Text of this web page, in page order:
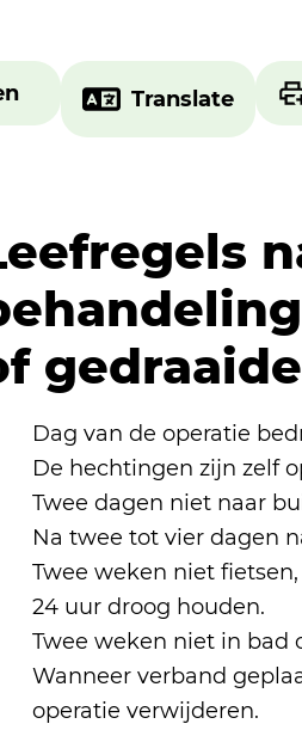
Translate
Dag van de operatie
De hechtingen zijn zelf
Twee dagen niet naar
Na twee tot vier dagen
Twee weken niet
24 uur droog houden.
Twee weken niet in bad
Wanneer verband
operatie verwijderen.